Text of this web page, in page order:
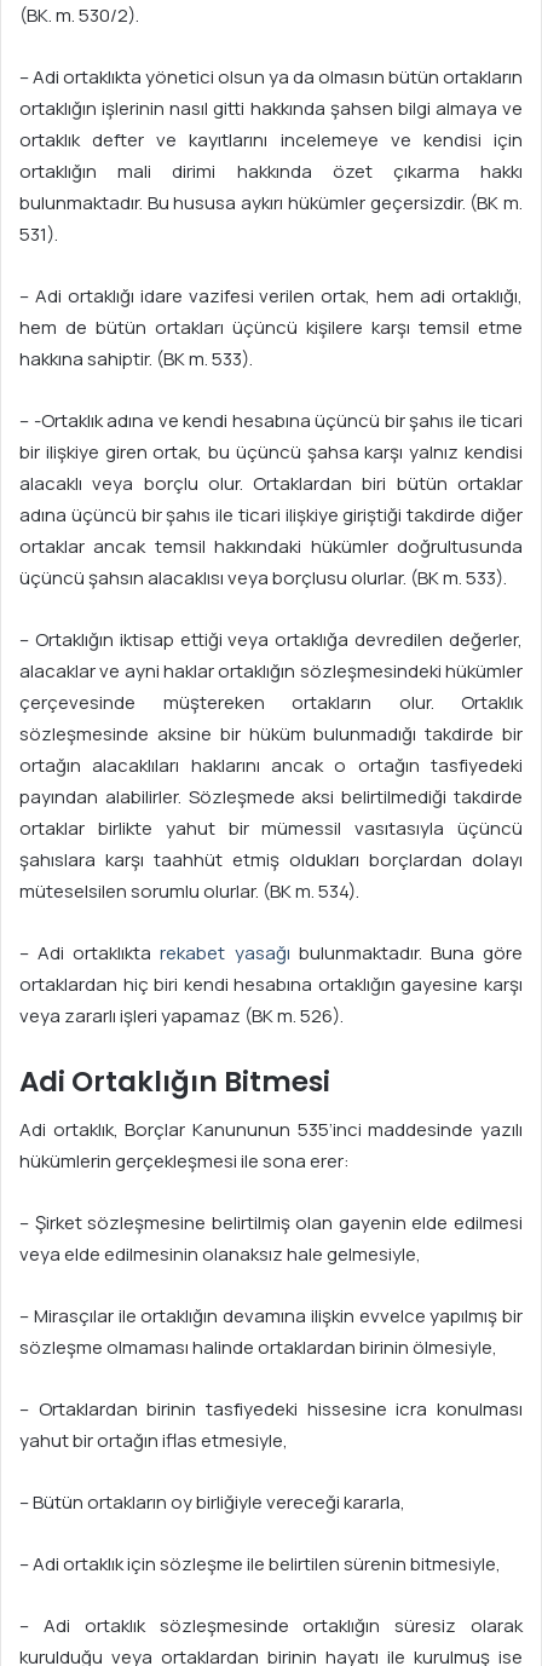
(BK. m. 530/2).
– Adi ortaklıkta yönetici olsun ya da olmasın bütün ortakların
ortaklığın işlerinin nasıl gitti hakkında şahsen bilgi almaya ve
ortaklık defter ve kayıtlarını incelemeye ve kendisi için
ortaklığın mali dirimi hakkında özet çıkarma hakkı
bulunmaktadır. Bu hususa aykırı hükümler geçersizdir. (BK m.
531).
– Adi ortaklığı idare vazifesi verilen ortak, hem adi ortaklığı,
hem de bütün ortakları üçüncü kişilere karşı temsil etme
hakkına sahiptir. (BK m. 533).
– -Ortaklık adına ve kendi hesabına üçüncü bir şahıs ile ticari
bir ilişkiye giren ortak, bu üçüncü şahsa karşı yalnız kendisi
alacaklı veya borçlu olur. Ortaklardan biri bütün ortaklar
adına üçüncü bir şahıs ile ticari ilişkiye giriştiği takdirde diğer
ortaklar ancak temsil hakkındaki hükümler doğrultusunda
üçüncü şahsın alacaklısı veya borçlusu olurlar. (BK m. 533).
– Ortaklığın iktisap ettiği veya ortaklığa devredilen değerler,
alacaklar ve ayni haklar ortaklığın sözleşmesindeki hükümler
çerçevesinde müştereken ortakların olur. Ortaklık
sözleşmesinde aksine bir hüküm bulunmadığı takdirde bir
ortağın alacaklıları haklarını ancak o ortağın tasfiyedeki
payından alabilirler. Sözleşmede aksi belirtilmediği takdirde
ortaklar birlikte yahut bir mümessil vasıtasıyla üçüncü
şahıslara karşı taahhüt etmiş oldukları borçlardan dolayı
müteselsilen sorumlu olurlar. (BK m. 534).
– Adi ortaklıktarekabet yasağı bulunmaktadır. Buna göre
ortaklardan hiç biri kendi hesabına ortaklığın gayesine karşı
veya zararlı işleri yapamaz (BK m. 526).
Adi Ortaklığın Bitmesi
Adi ortaklık, Borçlar Kanununun 535’inci maddesinde yazılı
hükümlerin gerçekleşmesi ile sona erer:
– Şirket sözleşmesine belirtilmiş olan gayenin elde edilmesi
veya elde edilmesinin olanaksız hale gelmesiyle,
– Mirasçılar ile ortaklığın devamına ilişkin evvelce yapılmış bir
sözleşme olmaması halinde ortaklardan birinin ölmesiyle,
– Ortaklardan birinin tasfiyedeki hissesine icra konulması
yahut bir ortağın iflas etmesiyle,
– Bütün ortakların oy birliğiyle vereceği kararla,
– Adi ortaklık için sözleşme ile belirtilen sürenin bitmesiyle,
– Adi ortaklık sözleşmesinde ortaklığın süresiz olarak
kurulduğu veya ortaklardan birinin hayatı ile kurulmuş ise